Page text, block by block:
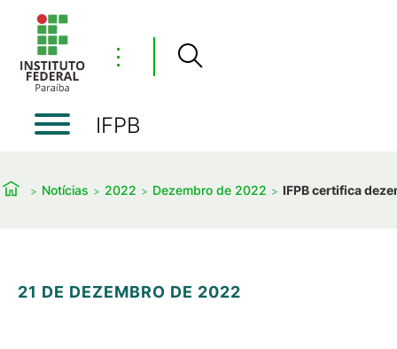
⋮
IFPB
Notícias 2022 Dezembro de 2022 IFPB certifica
21 DE DEZEMBRO DE 2022